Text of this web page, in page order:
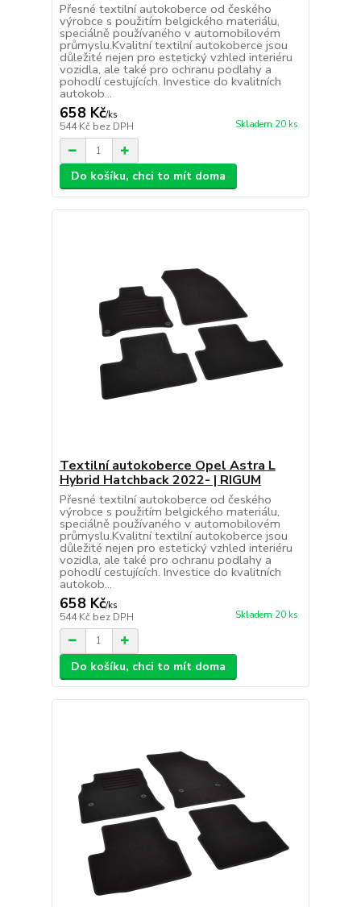
Přesné textilní autokoberce od českého
výrobce s použitím belgického materiálu,
speciálně používaného v automobilovém
průmyslu.Kvalitní textilní autokoberce jsou
důležité nejen pro estetický vzhled interiéru
vozidla, ale také pro ochranu podlahy a
pohodlí cestujících. Investice do kvalitních
autokob...
658 Kč/ks
544 Kč bez DPH Skladem 20 ks
Do košíku, chci to mít doma
Textilní autokoberce Opel Astra L
Hybrid Hatchback 2022- | RIGUM
Přesné textilní autokoberce od českého
výrobce s použitím belgického materiálu,
speciálně používaného v automobilovém
průmyslu.Kvalitní textilní autokoberce jsou
důležité nejen pro estetický vzhled interiéru
vozidla, ale také pro ochranu podlahy a
pohodlí cestujících. Investice do kvalitních
autokob...
658 Kč/ks
544 Kč bez DPH Skladem 20 ks
Do košíku, chci to mít doma